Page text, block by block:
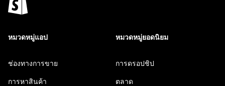
หมวดหมู่แอป
ช่องทางการขาย
การหาสินค้า
หมวดหมู่ยอดนิยม
การดรอปชิป
ตลาด